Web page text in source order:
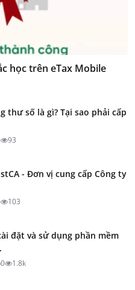
học trên eTax Mobile
thư số là gì? Tại sao phải cấp
93
- Đơn vị cung cấp Công ty
103
đặt và sử dụng phần mềm
0 1.8k